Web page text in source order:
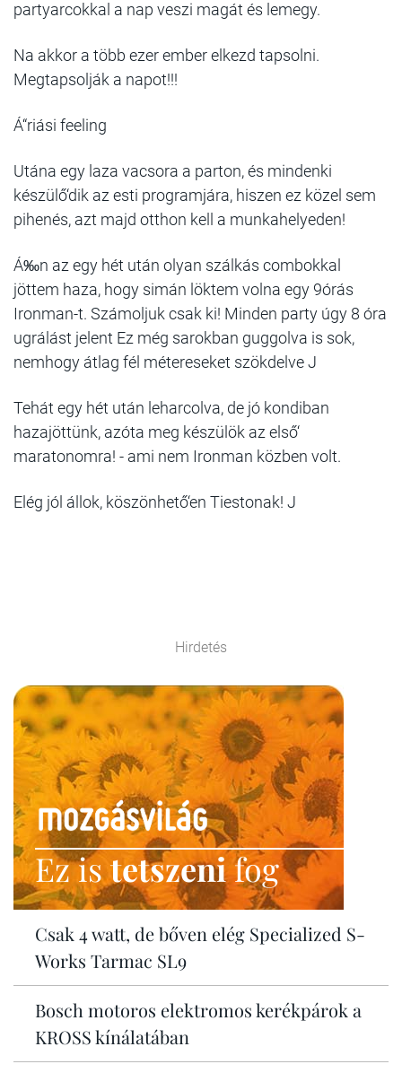
partyarcokkal a nap veszi magát és lemegy.
Na akkor a több ezer ember elkezd tapsolni.
Megtapsolják a napot!!!
Á“riási feeling
Utána egy laza vacsora a parton, és mindenki
készülő‘dik az esti programjára, hiszen ez közel sem
pihenés, azt majd otthon kell a munkahelyeden!
Á‰n az egy hét után olyan szálkás combokkal
jöttem haza, hogy simán löktem volna egy 9órás
Ironman-t. Számoljuk csak ki! Minden party úgy 8 óra
ugrálást jelent Ez még sarokban guggolva is sok,
nemhogy átlag fél métereseket szökdelve J
Tehát egy hét után leharcolva, de jó kondiban
hazajöttünk, azóta meg készülök az első‘
maratonomra! - ami nem Ironman közben volt.
Elég jól állok, köszönhető‘en Tiestonak! J
Hirdetés
Ez istetszenifog
Csak 4 watt, de bőven elég Specialized S-
Works Tarmac SL9
Bosch motoros elektromos kerékpárok a
KROSS kínálatában